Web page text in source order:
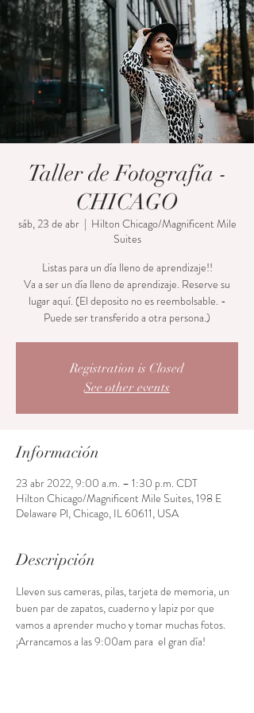
Taller de Fotografía -
CHICAGO
sáb, 23 de abr
  |
Hilton Chicago/Magnificent Mile
Suites
Listas para un día lleno de aprendizaje!!
Va a ser un día lleno de aprendizaje. Reserve su
lugar aquí. (El deposito no es reembolsable. -
Puede ser transferido a otra persona.)
Registration is Closed
See other events
Información
23 abr 2022, 9:00 a.m. – 1:30 p.m. CDT
Hilton Chicago/Magnificent Mile Suites, 198 E
Delaware Pl, Chicago, IL 60611, USA
Descripción
Lleven sus cameras, pilas, tarjeta de memoria, un
buen par de zapatos, cuaderno y lapiz por que
vamos a aprender mucho y tomar muchas fotos.
¡Arrancamos a las 9:00am para  el gran día!